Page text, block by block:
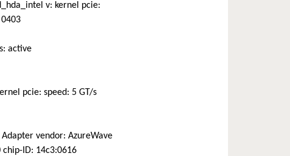
v: kernel pcie:
active
pcie: speed: 5 GT/s
vendor: AzureWave
ID: 14c3:0616